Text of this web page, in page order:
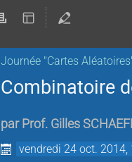
Journée "Cartes
Combinatoire
par Prof. Gilles
vendredi 24 oct. 2014,